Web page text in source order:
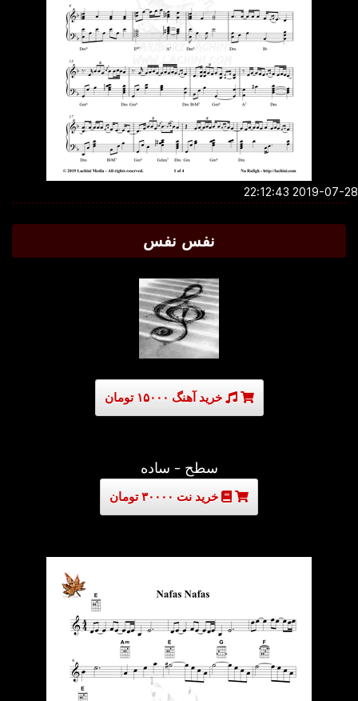
2019-07-28
نفس نفس
خرید آهنگ ۱۵۰۰۰ تومان
سطح - ساده
خرید نت ۳۰۰۰۰ تومان